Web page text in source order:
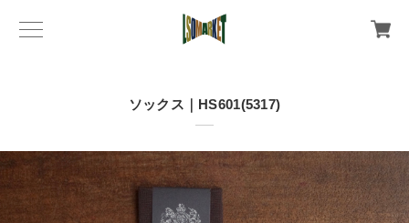
ソックス｜HS601(5317)